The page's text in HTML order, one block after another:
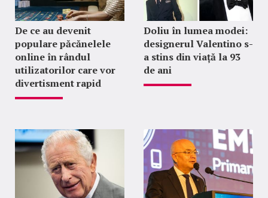
De ce au devenit
populare păcănelele
online în rândul
utilizatorilor care vor
divertisment rapid
Doliu în lumea modei:
designerul Valentino s-
a stins din viață la 93
de ani